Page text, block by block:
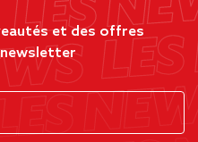
et des offres